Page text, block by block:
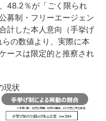
48.2％が「ごく限られ
募制・フリーエージェン
計した本人意向（手挙げ
の数値より、実際に本
ースは限定的と推察され
現状